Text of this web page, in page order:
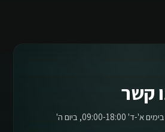
קשר
שעות הפעילות שלנו בימים א'-ד' 09:00-18:00, ביום ה'